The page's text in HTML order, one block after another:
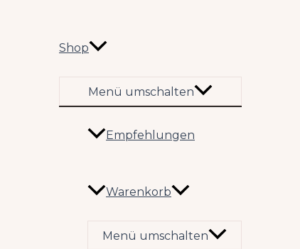
Shop
Menü umschalten
Empfehlungen
Warenkorb
Menü umschalten